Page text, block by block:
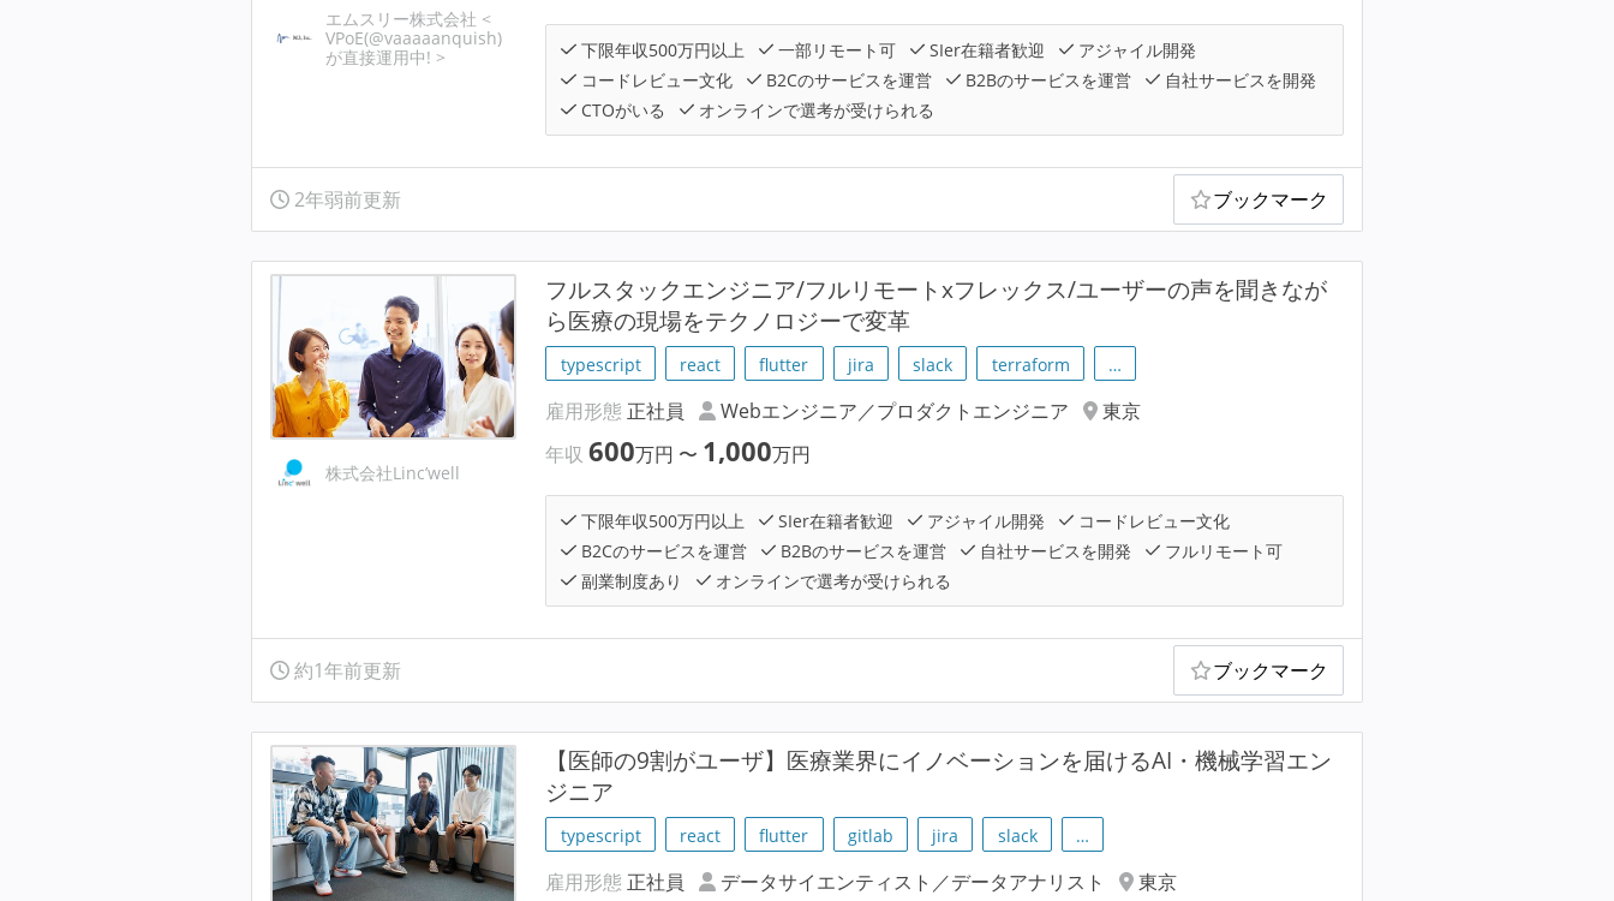
エムスリー株式会社 <
VPoE(@vaaaaanquish)
が直接運用中! >
下限年収500万円以上 一部リモート可 SIer在籍者歓迎
アジャイル開発
コードレビュー文化
B2Cのサービスを運営 B2Bのサービスを運営
自社サービスを開発
CTOがいる
オンラインで選考が受けられる
2年弱前更新 ブックマーク
株式会社Linc’well
フルスタックエンジニア/フルリモートxフレックス/ユーザーの声を聞きなが
ら医療の現場をテクノロジーで変革
typescript react flutter jira slack terraform …
雇用形態 正社員 Webエンジニア／プロダクトエンジニア
東京
年収600万円 〜 1,000万円
下限年収500万円以上 SIer在籍者歓迎 アジャイル開発
コードレビュー文化
B2Cのサービスを運営
B2Bのサービスを運営 自社サービスを開発
フルリモート可
副業制度あり
オンラインで選考が受けられる
約1年前更新 ブックマーク
【医師の9割がユーザ】医療業界にイノベーションを届けるAI・機械学習エン
ジニア
typescript react flutter gitlab jira slack …
雇用形態 正社員 データサイエンティスト／データアナリスト
東京